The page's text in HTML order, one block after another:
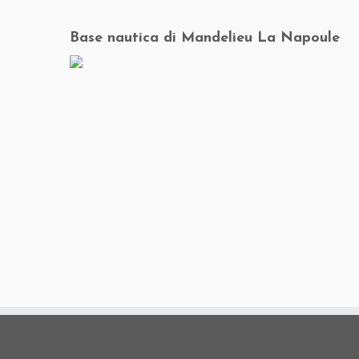
Base nautica di Mandelieu La Napoule